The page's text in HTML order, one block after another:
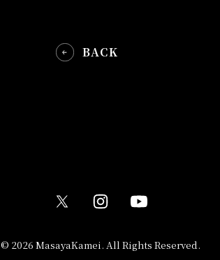
BACK
© 2026 MasayaKamei. All Rights Reserved.